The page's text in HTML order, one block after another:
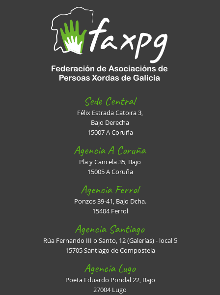
Sede Central
Félix Estrada Catoira 3,
Bajo Derecha
15007 A Coruña
Agencia A Coruña
Pla y Cancela 35, Bajo
15005 A Coruña
Agencia Ferrol
Ponzos 39-41, Bajo Dcha.
15404 Ferrol
Agencia Santiago
Rúa Fernando III o Santo, 12 (Galerías) - local 5
15705 Santiago de Compostela
Agencia Lugo
Poeta Eduardo Pondal 22, Bajo
27004 Lugo